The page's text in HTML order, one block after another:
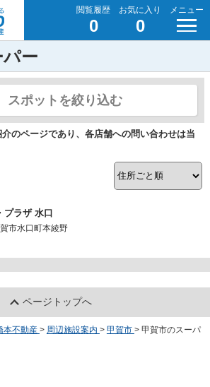
閲覧履歴
0
お気に入り
0
メニュー
ー
スポットを絞り込む
のページであり、各店舗への問い合わせは当
プラザ 水口
市水口町本綾野
ページトップへ
本不動産 > 周辺施設案内 > 甲賀市 > 甲賀市のスーパ